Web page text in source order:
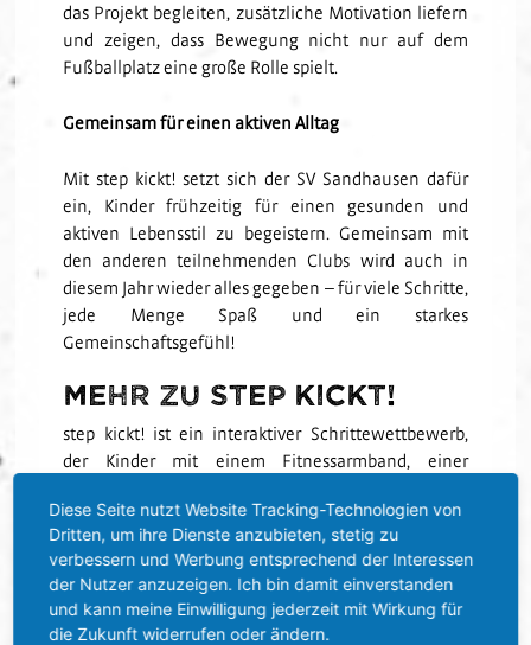
das Projekt begleiten, zusätzliche Motivation liefern
und zeigen, dass Bewegung nicht nur auf dem
Fußballplatz eine große Rolle spielt.
Gemeinsam für einen aktiven Alltag
Mit step kickt! setzt sich der SV Sandhausen dafür
ein, Kinder frühzeitig für einen gesunden und
aktiven Lebensstil zu begeistern. Gemeinsam mit
den anderen teilnehmenden Clubs wird auch in
diesem Jahr wieder alles gegeben – für viele Schritte,
jede Menge Spaß und ein starkes
Gemeinschaftsgefühl!
Mehr zu step kickt!
step kickt! ist ein interaktiver Schrittewettbewerb,
der Kinder mit einem Fitnessarmband, einer
Bewegung im Alltag motiviert. Das Programm greift
den Trend digitaler Medien auf, um die Kinder auf
attraktive Art und Weise für einen aktiven Lebensstil
und gesunde Ernährung zu begeistern. In
Kooperation mit Proficlubs der Bundesliga und 2.
Diese Seite nutzt Website Tracking-Technologien von
Dritten, um ihre Dienste anzubieten, stetig zu
verbessern und Werbung entsprechend der Interessen
der Nutzer anzuzeigen. Ich bin damit einverstanden
und kann meine Einwilligung jederzeit mit Wirkung für
die Zukunft widerrufen oder ändern.